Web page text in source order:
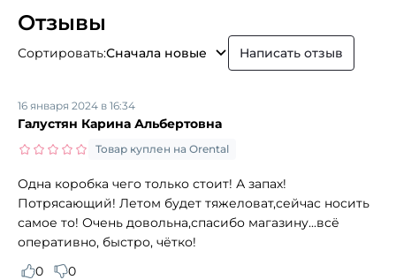
Отзывы
Сортировать:Сначала новые Написать отзыв
Галустян Карина Альбертовна
16 января 2024 в 16:34
Товар куплен на Orental
Одна коробка чего только стоит! А запах!
Потрясающий! Летом будет тяжеловат,сейчас носить
самое то! Очень довольна,спасибо магазину...всё
оперативно, быстро, чётко!
0
0